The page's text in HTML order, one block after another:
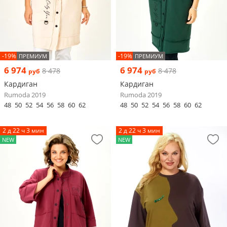
-19% ПРЕМИУМ
6 974 руб 8 478
Кардиган
Rumoda 2019
48 50 52 54 56 58 60 62
-19% ПРЕМИУМ
6 974 руб 8 478
Кардиган
Rumoda 2019
48 50 52 54 56 58 60 62
2 д 22 ч 3 мин
NEW
2 д 22 ч 3 мин
NEW